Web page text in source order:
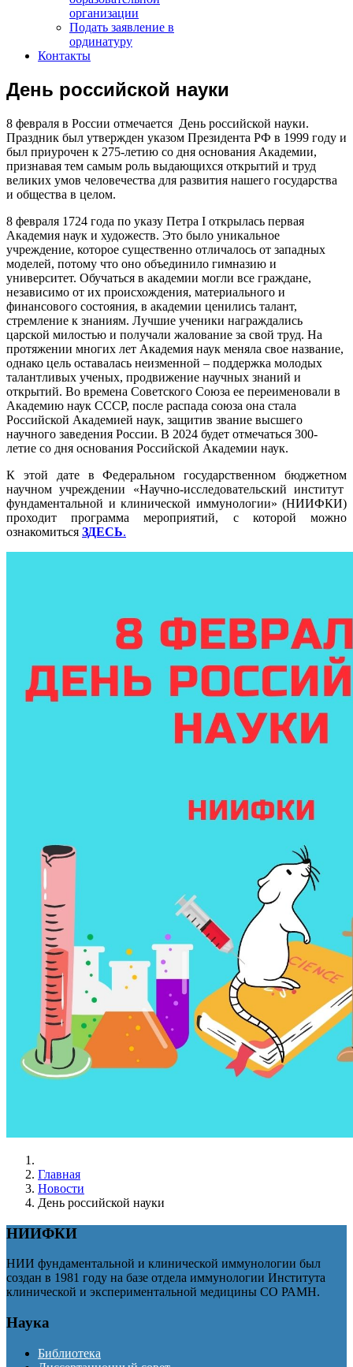
организации
Подать заявление в
ординатуру
Контакты
День российской науки
8 февраля в России отмечается День российской науки.
Праздник был утвержден указом Президента РФ в 1999 году и
был приурочен к 275-летию со дня основания Академии,
признавая тем самым роль выдающихся открытий и труд
великих умов человечества для развития нашего государства
и общества в целом.
8 февраля 1724 года по указу Петра I открылась первая
Академия наук и художеств. Это было уникальное
учреждение, которое существенно отличалось от западных
моделей, потому что оно объединило гимназию и
университет. Обучаться в академии могли все граждане,
независимо от их происхождения, материального и
финансового состояния, в академии ценились талант,
стремление к знаниям. Лучшие ученики награждались
царской милостью и получали жалование за свой труд. На
протяжении многих лет Академия наук меняла свое название,
однако цель оставалась неизменной – поддержка молодых
талантливых ученых, продвижение научных знаний и
открытий. Во времена Советского Союза ее переименовали в
Академию наук СССР, после распада союза она стала
Российской Академией наук, защитив звание высшего
научного заведения России. В 2024 будет отмечаться 300-
летие со дня основания Российской Академии наук.
К этой дате в Федеральном государственном бюджетном
научном учреждении «Научно-исследовательский институт
фундаментальной и клинической иммунологии» (НИИФКИ)
проходит программа мероприятий, с которой можно
ознакомиться ЗДЕСЬ.
Главная
Новости
День российской науки
НИИФКИ
НИИ фундаментальной и клинической иммунологии был
создан в 1981 году на базе отдела иммунологии Института
клинической и экспериментальной медицины СО РАМН.
Наука
Библиотека